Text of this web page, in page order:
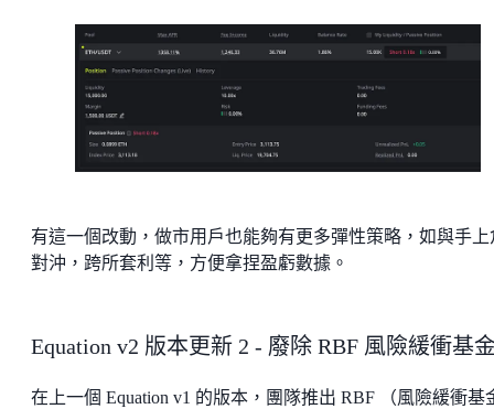
有這一個改動，做市用戶也能夠有更多彈性策略，如與手上
對沖，跨所套利等，方便拿捏盈虧數據。
Equation v2 版本更新 2 - 廢除 RBF 風險緩衝基
在上一個 Equation v1 的版本，團隊推出 RBF （風險緩衝基